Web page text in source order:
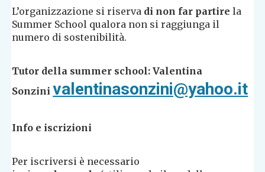
L’organizzazione si riserva di non far partire la
Summer School qualora non si raggiunga il
numero di sostenibilità.
Tutor della summer school: Valentina
Sonzini valentinasonzini@yahoo.it
Info e iscrizioni
Per iscriversi è necessario